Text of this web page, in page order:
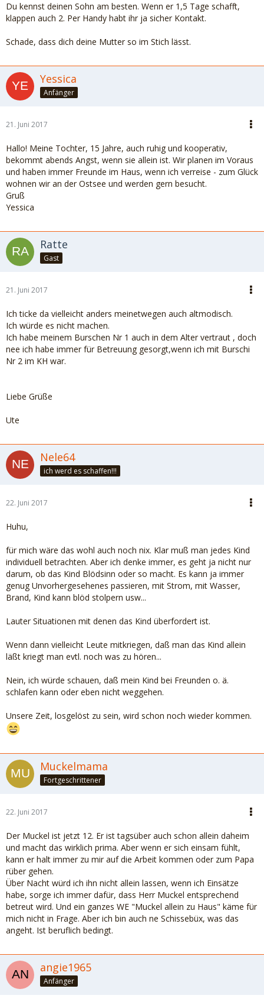
Du kennst deinen Sohn am besten. Wenn er 1,5 Tage schafft,
klappen auch 2. Per Handy habt ihr ja sicher Kontakt.
Schade, dass dich deine Mutter so im Stich lässt.
Yessica
Anfänger
21. Juni 2017
Hallo! Meine Tochter, 15 Jahre, auch ruhig und kooperativ,
bekommt abends Angst, wenn sie allein ist. Wir planen im Voraus
und haben immer Freunde im Haus, wenn ich verreise - zum Glück
wohnen wir an der Ostsee und werden gern besucht.
Gruß
Yessica
Ratte
Gast
21. Juni 2017
Ich ticke da vielleicht anders meinetwegen auch altmodisch.
Ich würde es nicht machen.
Ich habe meinem Burschen Nr 1 auch in dem Alter vertraut , doch
nee ich habe immer für Betreuung gesorgt,wenn ich mit Burschi
Nr 2 im KH war.
Liebe Grüße
Ute
Nele64
ich werd es schaffen!!!
22. Juni 2017
Huhu,
für mich wäre das wohl auch noch nix. Klar muß man jedes Kind
individuell betrachten. Aber ich denke immer, es geht ja nicht nur
darum, ob das Kind Blödsinn oder so macht. Es kann ja immer
genug Unvorhergesehenes passieren, mit Strom, mit Wasser,
Brand, Kind kann blöd stolpern usw...
Lauter Situationen mit denen das Kind überfordert ist.
Wenn dann vielleicht Leute mitkriegen, daß man das Kind allein
läßt kriegt man evtl. noch was zu hören...
Nein, ich würde schauen, daß mein Kind bei Freunden o. ä.
schlafen kann oder eben nicht weggehen.
Unsere Zeit, losgelöst zu sein, wird schon noch wieder kommen.
Muckelmama
Fortgeschrittener
22. Juni 2017
Der Muckel ist jetzt 12. Er ist tagsüber auch schon allein daheim
und macht das wirklich prima. Aber wenn er sich einsam fühlt,
kann er halt immer zu mir auf die Arbeit kommen oder zum Papa
rüber gehen.
Über Nacht würd ich ihn nicht allein lassen, wenn ich Einsätze
habe, sorge ich immer dafür, dass Herr Muckel entsprechend
betreut wird. Und ein ganzes WE "Muckel allein zu Haus" käme für
mich nicht in Frage. Aber ich bin auch ne Schissebüx, was das
angeht. Ist beruflich bedingt.
angie1965
Anfänger